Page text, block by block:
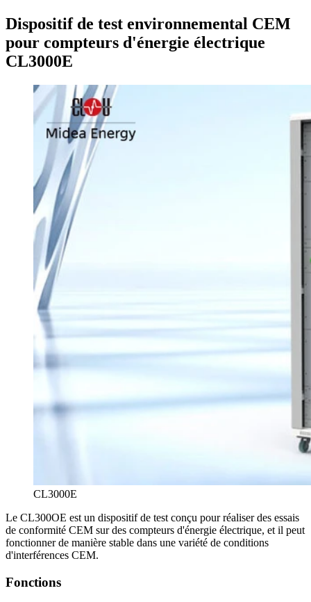
Dispositif de test environnemental CEM
pour compteurs d'énergie électrique
CL3000E
CL3000E
Le CL300OE est un dispositif de test conçu pour réaliser des essais
de conformité CEM sur des compteurs d'énergie électrique, et il peut
fonctionner de manière stable dans une variété de conditions
d'interférences CEM.
Fonctions